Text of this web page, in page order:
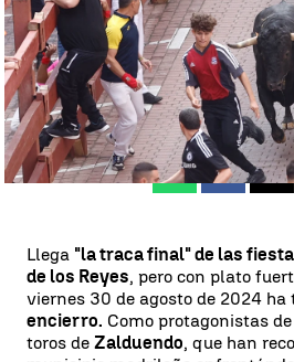
Estela C. Martínez
Actualizado: 30 de agosto de 2024,
Publicado:30 de agosto de 2024,
Whatsapp X
Llega "la traca final" de las
de los Reyes, pero con plato
viernes 30 de agosto de 2024 ha
encierro. Como protagonistas
toros de Zalduendo, que han